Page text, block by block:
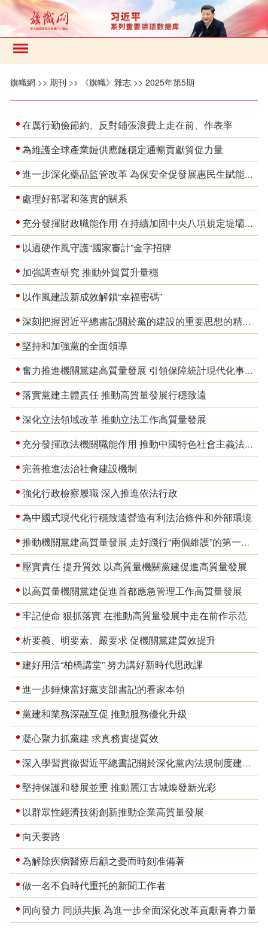
旗幟網 >>期刊 >> 《旗幟》雜志 >>2025年第5期
在厲行勤儉節約、反對鋪張浪費上走在前、作表率
為維護全球產業鏈供應鏈穩定通暢貢獻貿促力量
進一步深化藥品監管改革 為保安全促發展惠民生賦能增效
處理好部署和落實的關系
充分發揮財政職能作用 在持續加固中央八項規定堤壩上展現財政擔當
以過硬作風守護“國家審計”金字招牌
加強調查研究 推動外貿質升量穩
以作風建設新成效解鎖“幸福密碼”
深刻把握習近平總書記關於黨的建設的重要思想的精髓要義
堅持和加強黨的全面領導
奮力推進機關黨建高質量發展 引領保障統計現代化事業行穩致遠
落實黨建主體責任 推動高質量發展行穩致遠
深化立法領域改革 推動立法工作高質量發展
充分發揮政法機關職能作用 推動中國特色社會主義法治體系更加完善
完善推進法治社會建設機制
強化行政檢察履職 深入推進依法行政
為中國式現代化行穩致遠營造有利法治條件和外部環境
推動機關黨建高質量發展 走好踐行“兩個維護”的第一方陣
壓實責任 提升質效 以高質量機關黨建促進高質量發展
以高質量機關黨建促進首都應急管理工作高質量發展
牢記使命 狠抓落實 在推動高質量發展中走在前作示范
析要義、明要素、嚴要求 促機關黨建質效提升
建好用活“柏橋講堂” 努力講好新時代思政課
進一步錘煉當好黨支部書記的看家本領
黨建和業務深融互促 推動服務優化升級
凝心聚力抓黨建 求真務實提質效
深入學習貫徹習近平總書記關於深化黨內法規制度建設改革的重要論述
堅持保護和發展並重 推動麗江古城煥發新光彩
以群眾性經濟技術創新推動企業高質量發展
向天要路
為解除疾病醫療后顧之憂而時刻准備著
做一名不負時代重托的新聞工作者
同向發力 同頻共振 為進一步全面深化改革貢獻青春力量